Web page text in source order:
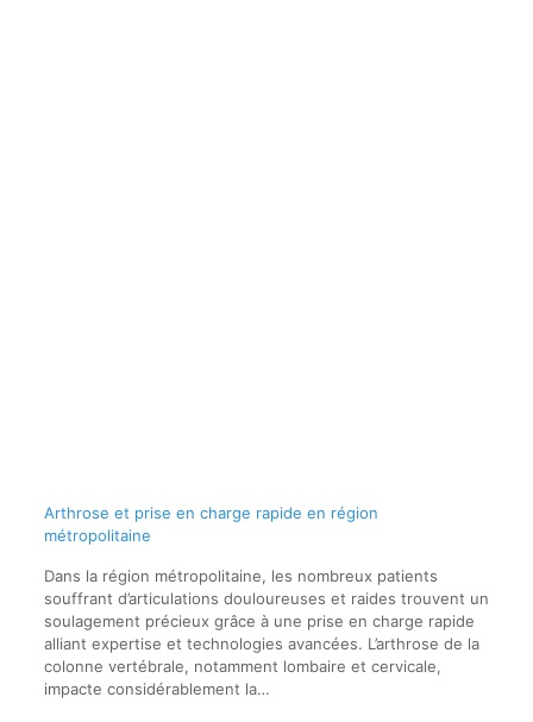
Arthrose et prise en charge rapide en région
métropolitaine
Dans la région métropolitaine, les nombreux patients
souffrant d’articulations douloureuses et raides trouvent un
soulagement précieux grâce à une prise en charge rapide
alliant expertise et technologies avancées. L’arthrose de la
colonne vertébrale, notamment lombaire et cervicale,
impacte considérablement la…